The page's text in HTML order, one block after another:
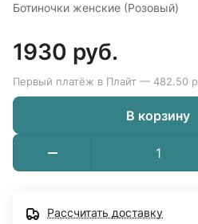
Ботиночки женские (Розовый)
1930 руб.
Первый платёж в Плайт — 482.50
В корзину
Рассчитать доставку